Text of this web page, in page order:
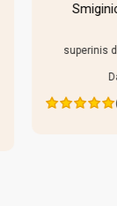
taikinio
dalykas,